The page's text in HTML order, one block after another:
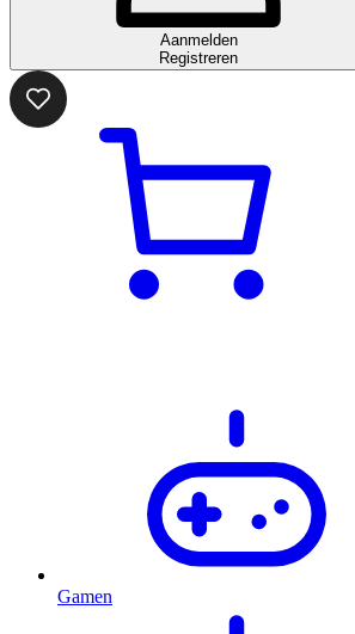
Aanmelden
Registreren
Gamen